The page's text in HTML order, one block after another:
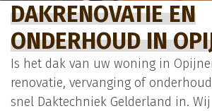
DAKRENOVATIE EN
ONDERHOUD IN
Is het dak van uw woning in
renovatie, vervanging of
snel Daktechniek Gelderland in.